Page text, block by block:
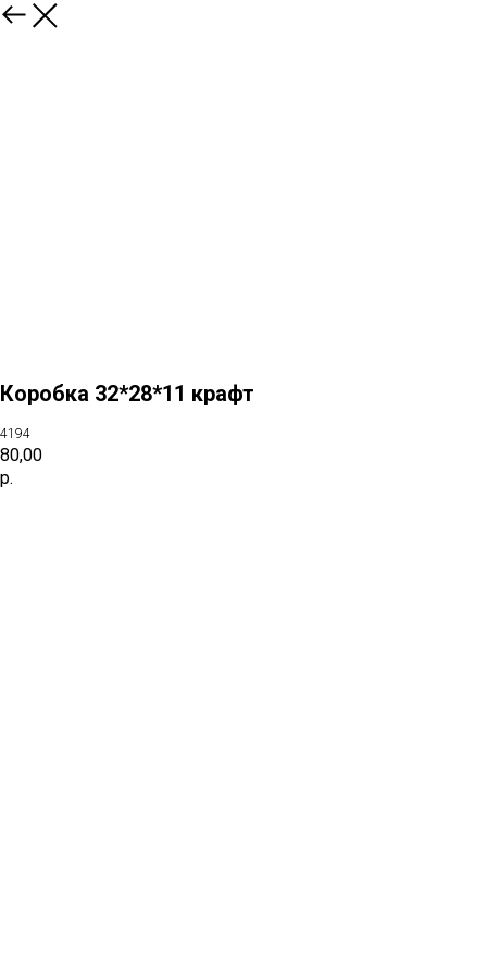
Коробка 32*28*11 крафт
4194
80,00
р.